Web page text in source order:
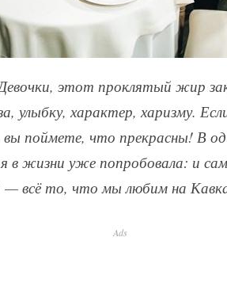
этот проклятый жир
улыбку, характер, харизму.
поймете, что прекрасны! В
в жизни уже попробовала: и
всё то, что мы любим на
Ads